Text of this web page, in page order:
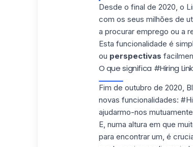
Desde o final de 2020, o
com os seus milhões de
a procurar emprego ou a
Esta funcionalidade é
ou perspectivas
O que significa #Hiring
Fim de outubro de 2020,
novas funcionalidades:
ajudarmo-nos
E, numa altura em que
para encontrar um, é